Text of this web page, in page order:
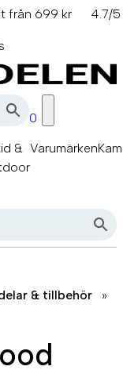
från 699 kr
4.7/
0
& Varumärken
& tillbehör
»